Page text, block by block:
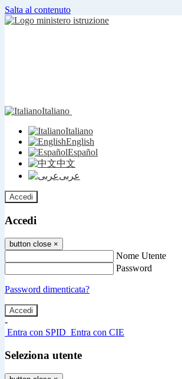
Salta al contenuto
Italiano
Italiano
English
Español
中文
عربى
Accedi
Accedi
button close ×
Nome Utente
Password
Password dimenticata?
-
Entra con SPID Entra con CIE
Seleziona utente